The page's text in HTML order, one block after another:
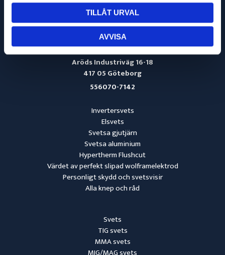
TILLÅT URVAL
AVVISA
Svets
TIG svets
MMA svets
Invertersvets
Elsvets
Svetsa gjutjärn
Svetsa aluminium
Hypertherm Flushcut
Värdet av perfekt slipad wolframelektrod
Personligt skydd och svetsvisir
Alla knep och råd
info@svetsmaskinservice.se
031-52 44 66
Aröds Industriväg 16-18
417 05 Göteborg
556070-7142